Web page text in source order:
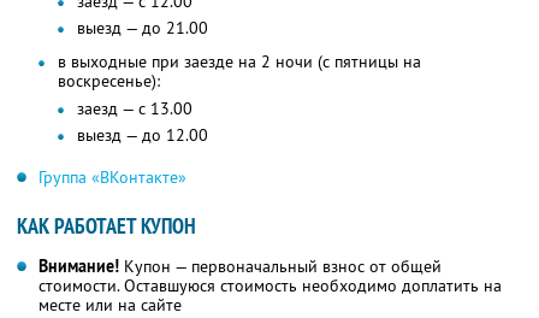
выезд — до 21.00
в выходные при заезде на 2 ночи (с пятницы на
воскресенье):
заезд — с 13.00
выезд — до 12.00
Группа «ВКонтакте»
КАК РАБОТАЕТ КУПОН
Внимание! Купон — первоначальный взнос от общей
стоимости. Оставшуюся стоимость необходимо доплатить на
месте или на сайте